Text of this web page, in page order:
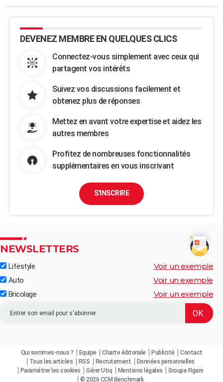
DEVENEZ MEMBRE EN QUELQUES CLICS
Connectez-vous simplement avec ceux qui
partagent vos intérêts
Suivez vos discussions facilement et
obtenez plus de réponses
Mettez en avant votre expertise et aidez les
autres membres
Profitez de nombreuses fonctionnalités
supplémentaires en vous inscrivant
S'INSCRIRE
NEWSLETTERS
Lifestyle Voir un exemple
Auto Voir un exemple
Bricolage Voir un exemple
Qui sommes-nous ? Equipe Charte éditoriale Publicité
Contact
Tous les articles
RSS Recrutement
Données personnelles
Paramétrer les cookies
Gérer Utiq Mentions légales
Groupe Figaro
© 2026 CCM Benchmark